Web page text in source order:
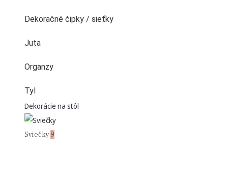
Dekoračné čipky / sieťky
Juta
Organzy
Tyl
Dekorácie na stôl
Sviečky 9